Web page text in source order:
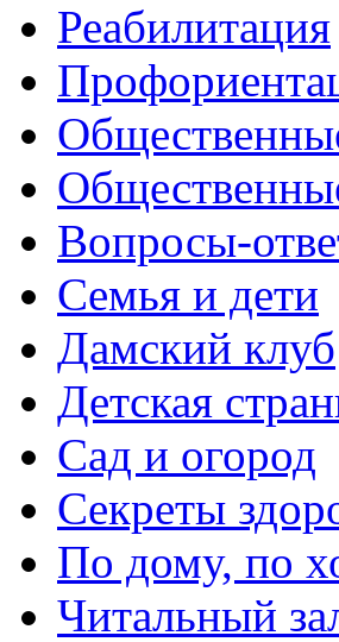
Реабилитация
Вопросы-
Семья и дети
Дамский клуб
Детская
Сад и огород
Секреты
По дому, по
Читальный